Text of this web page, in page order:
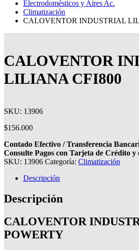
Electrodomésticos y Aires Ac.
Climatización
CALOVENTOR INDUSTRIAL
CALOVENTOR
LILIANA CFI800
SKU: 13906
$156.000
Contado Efectivo / Transferencia
Consulte Pagos con Tarjeta de Crédito y
SKU: 13906 Categoría: Climatización
Descripción
Descripción
CALOVENTOR
POWERTY